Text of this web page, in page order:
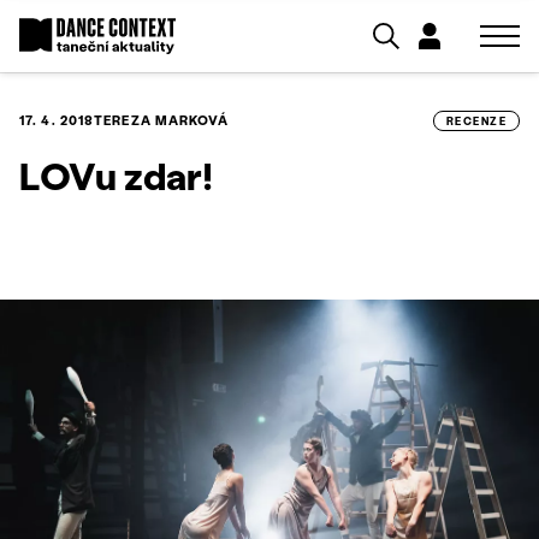
17. 4. 2018TEREZA MARKOVÁ RECENZE
LOVu zdar!